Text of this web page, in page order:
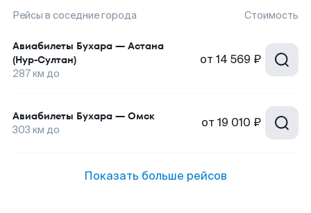
Рейсы в соседние города Стоимость
Авиабилеты Бухара — Астана
(Нур-Султан)
287км до
от 14 569 ₽
Авиабилеты Бухара — Омск
303 км до от 19 010 ₽
Показать больше рейсов